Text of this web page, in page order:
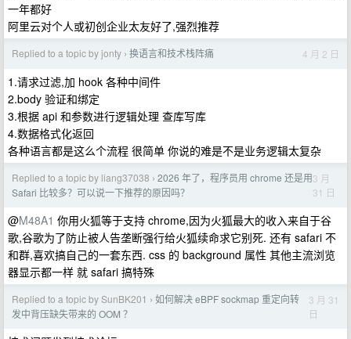
一年都好
阿里云对个人或初创企业太友好了,强烈推荐
Replied to a topic by jonty › 换语言和技术栈阵痛 4 月 2 日
1.请求过滤,加 hook 各种中间件
2.body 验证和绑定
3.根据 api 和参数进行逻辑处理 查库写库
4.数据格式化返回
各种语言都是这么个流程 很简单 你说的难是不是业务逻辑太复杂
Replied to a topic by liang37038 › 2026 年了，程序员用 chrome 还是用
Safari 比较多？可以说一下推荐的原因吗？
3 月
31 日
@M48A1 你用火狐等于支持 chrome,因为火狐最大的收入来自于谷
歌,谷歌为了防止被人告垄断强行给火狐续命求它别死. 还有 safari 不
和群,喜欢搞自己的一套东西. css 的 background 属性 其他主流浏览
器显示都一样 就 safari 搞特殊
Replied to a topic by SunBK201 › 如何解决 eBPF sockmap 重定向转
发中背压缺失带来的 OOM ？
3 月 31
日